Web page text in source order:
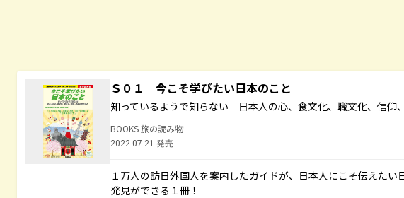
Ｓ０１ 今こそ学びたい日本のこと
知っているようで知らない 日本人の心、食文化、職文化、信仰
BOOKS 旅の読み物
2022.07.21 発売
１万人の訪日外国人を案内したガイドが、日本人にこそ伝えたい
発見ができる１冊！